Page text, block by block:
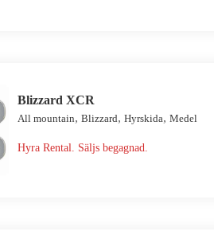
Blizzard XCR
All mountain, Blizzard, Hyrskida, Medel
Hyra Rental. Säljs begagnad.